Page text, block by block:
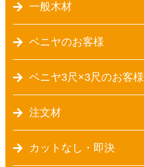
一般木材
ベニヤのお客様
ベニヤ3尺×3尺のお客様
注文材
カットなし・即決